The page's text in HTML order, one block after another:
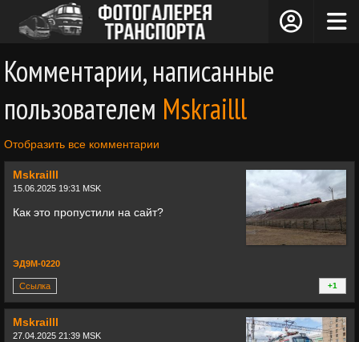
Комментарии, написанные
пользователем Mskrailll
Отобразить все комментарии
Mskrailll
15.06.2025 19:31 MSK
Как это пропустили на сайт?
ЭД9М-0220
Ссылка
+1
+0
Mskrailll
27.04.2025 21:39 MSK